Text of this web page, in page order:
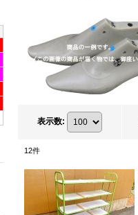
表示数:
12件